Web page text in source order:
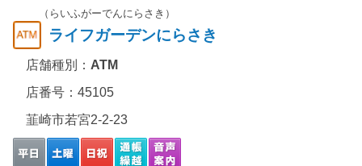
（らいふがーでんにらさき）
ライフガーデンにらさき
店舗種別： ATM
店番号：45105
韮崎市若宮2-2-23